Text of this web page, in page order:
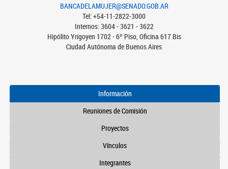
BANCADELAMUJER@SENADO.GOB.AR
Tel: +54-11-2822-3000
Internos: 3604 - 3621 - 3622
Hipólito Yrigoyen 1702 - 6º Piso, Oficina 617 Bis
Ciudad Autónoma de Buenos Aires
Información
Reuniones de Comisión
Proyectos
Vínculos
Integrantes